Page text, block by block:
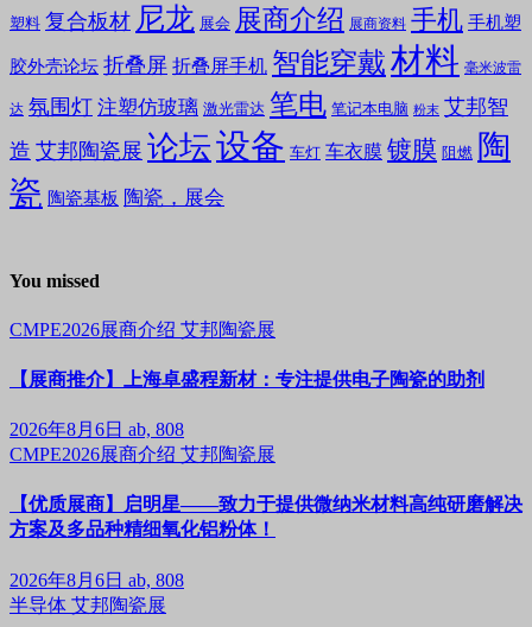
塑料 复合板材 尼龙 展会 展商介绍 展商资料 手机 手机塑
胶外壳论坛 折叠屏 折叠屏手机 智能穿戴材料 毫米波雷
达 氛围灯 注塑仿玻璃 激光雷达 笔电 笔记本电脑 粉末 艾邦智
造 艾邦陶瓷展 论坛设备 车灯 车衣膜 镀膜 阻燃 陶
瓷 陶瓷基板 陶瓷，展会
You missed
CMPE2026展商介绍 艾邦陶瓷展
【展商推介】上海卓盛程新材：专注提供电子陶瓷的助剂
2026年8月6日 ab, 808
CMPE2026展商介绍 艾邦陶瓷展
【优质展商】启明星——致力于提供微纳米材料高纯研磨解决
方案及多品种精细氧化铝粉体！
2026年8月6日 ab, 808
半导体 艾邦陶瓷展